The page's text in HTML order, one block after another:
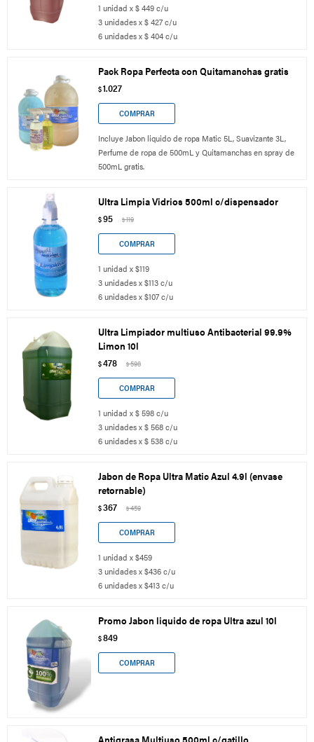
1 unidad x $ 449 c/u
3 unidades x $ 427 c/u
6 unidades x $ 404 c/u
Pack Ropa Perfecta con Quitamanchas gratis
$1.027
Incluye Jabon liquido de ropa Matic 5L, Suavizante 3L,
Perfume de ropa de 500mL y Quitamanchas en spray de
500mL gratis.
Ultra Limpia Vidrios 500ml c/dispensador
$95 $119
1 unidad x $119
3 unidades x $113 c/u
6 unidades x $107 c/u
Ultra Limpiador multiuso Antibacterial 99.9%
Limon 10l
$478 $598
1 unidad x $ 598 c/u
3 unidades x $ 568 c/u
6 unidades x $ 538 c/u
Jabon de Ropa Ultra Matic Azul 4.9l (envase
retornable)
$367 $459
1 unidad x $459
3 unidades x $436 c/u
6 unidades x $413 c/u
Promo Jabon liquido de ropa Ultra azul 10l
$849
Antigrasa Multiuso 500ml c/gatillo